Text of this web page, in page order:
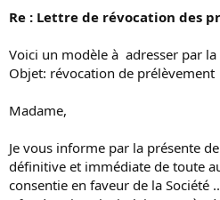
Re : Lettre de révocation des
Voici un modèle à adresser par la
Objet: révocation de prélèvement
Madame,
Je vous informe par la présente
définitive et immédiate de toute
consentie en faveur de la Société